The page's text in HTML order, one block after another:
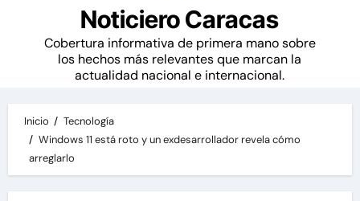
Noticiero Caracas
Cobertura informativa de primera mano sobre
los hechos más relevantes que marcan la
actualidad nacional e internacional.
Inicio
Tecnología
Windows 11 está roto y un exdesarrollador revela cómo
arreglarlo